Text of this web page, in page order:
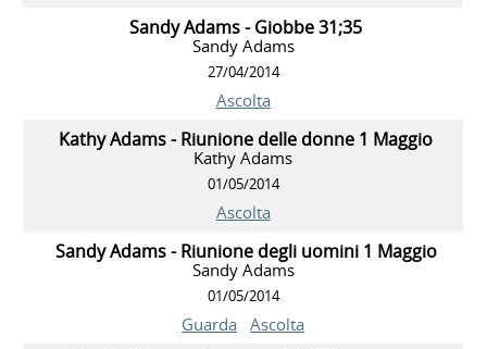
Sandy Adams - Giobbe 31;35
Sandy Adams
27/04/2014
Ascolta
Kathy Adams - Riunione delle donne 1 Maggio
Kathy Adams
01/05/2014
Ascolta
Sandy Adams - Riunione degli uomini 1 Maggio
Sandy Adams
01/05/2014
Guarda Ascolta